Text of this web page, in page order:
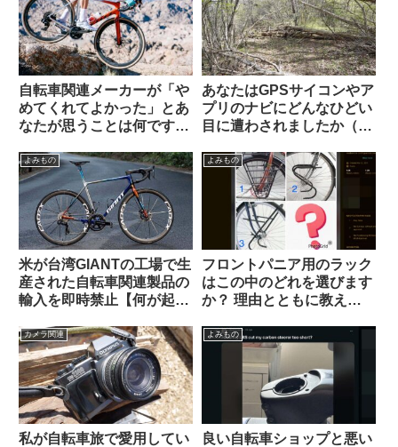
自転車関連メーカーが「や
めてくれてよかった」とあ
なたが思うことは何ですか
あなたはGPSサイコンやア
プリのナビにどんなひどい
目に遭わされましたか（海
よみもの
米が台湾GIANTの工場で生
産された自転車関連製品の
輸入を即時禁止【何が起こ
よみもの
フロントパニア用のラック
はこの中のどれを選びます
か？ 理由とともに教えて
ら）
カメラ関連
私が自転車旅で愛用してい
よみもの
良い自転車ショップと悪い